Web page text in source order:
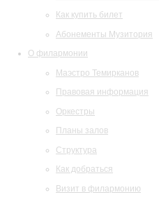
Как купить билет
Абонементы Музитория
О филармонии
Маэстро Темирканов
Правовая информация
Оркестры
Планы залов
Структура
Как добраться
Визит в филармонию